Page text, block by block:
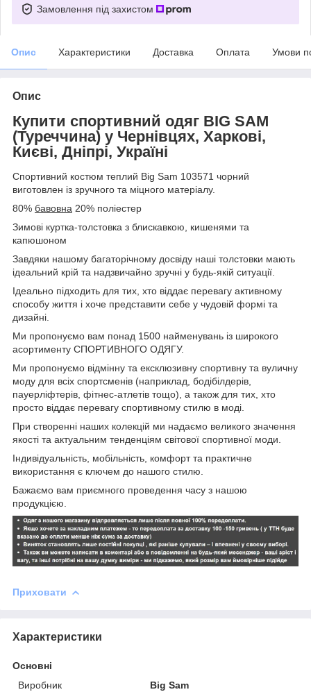
Замовлення під захистом
Опис Характеристики Доставка Оплата Умови
Опис
Купити спортивний одяг BIG SAM
(Туреччина) у Чернівцях, Харкові,
Києві, Дніпрі, Україні
Спортивний костюм теплий Big Sam 103571 чорний
виготовлен ​​із зручного та міцного матеріалу.
80% бавовна 20% поліестер
Зимові куртка-толстовка з блискавкою, кишенями та
капюшоном
Завдяки нашому багаторічному досвіду наші толстовки мають
ідеальний крій та надзвичайно зручні у будь-якій ситуації.
Ідеально підходить для тих, хто віддає перевагу активному
способу життя і хоче представити себе у чудовій формі та
дизайні.
Ми пропонуємо вам понад 1500 найменувань із широкого
асортименту СПОРТИВНОГО ОДЯГУ.
Ми пропонуємо відмінну та ексклюзивну спортивну та вуличну
моду для всіх спортсменів (наприклад, бодібілдерів,
пауерліфтерів, фітнес-атлетів тощо), а також для тих, хто
просто віддає перевагу спортивному стилю в моді.
При створенні наших колекцій ми надаємо великого значення
якості та актуальним тенденціям світової спортивної моди.
Індивідуальність, мобільність, комфорт та практичне
використання є ключем до нашого стилю.
Бажаємо вам приємного проведення часу з нашою
продукцією.
Приховати
Характеристики
Основні
Виробник
Big Sam